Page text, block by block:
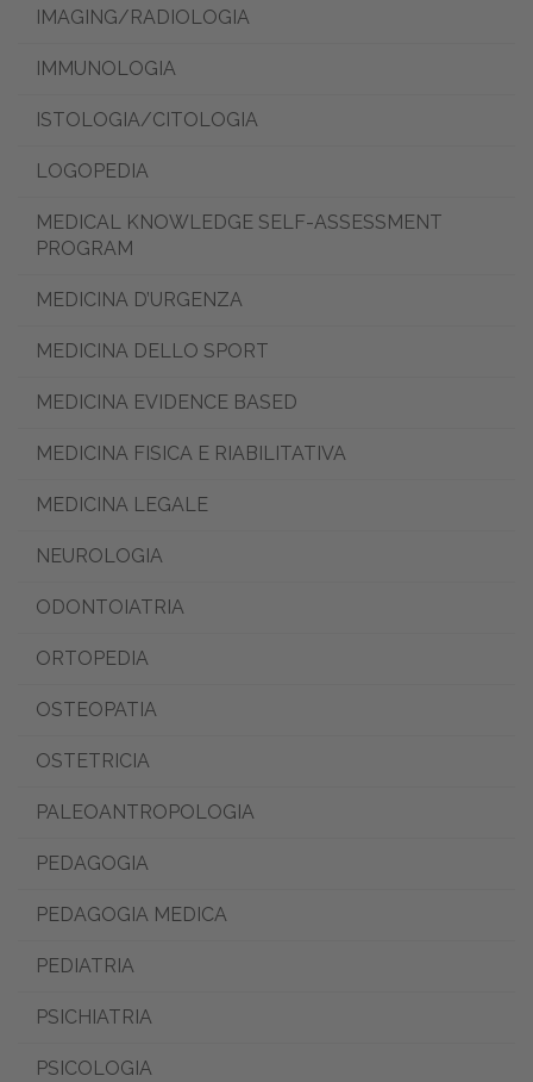
IMAGING/RADIOLOGIA
IMMUNOLOGIA
ISTOLOGIA/CITOLOGIA
LOGOPEDIA
MEDICAL KNOWLEDGE SELF-ASSESSMENT
PROGRAM
MEDICINA D’URGENZA
MEDICINA DELLO SPORT
MEDICINA EVIDENCE BASED
MEDICINA FISICA E RIABILITATIVA
MEDICINA LEGALE
NEUROLOGIA
ODONTOIATRIA
ORTOPEDIA
OSTEOPATIA
OSTETRICIA
PALEOANTROPOLOGIA
PEDAGOGIA
PEDAGOGIA MEDICA
PEDIATRIA
PSICHIATRIA
PSICOLOGIA